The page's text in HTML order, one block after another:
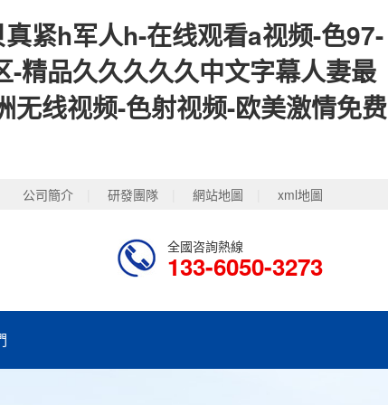
紧h军人h-在线观看a视频-色97-
精品久久久久久中文字幕人妻最
无线视频-色射视频-欧美激情免费
公司簡介 研發團隊 網站地圖 xml地圖
全國咨詢熱線
133-6050-3273